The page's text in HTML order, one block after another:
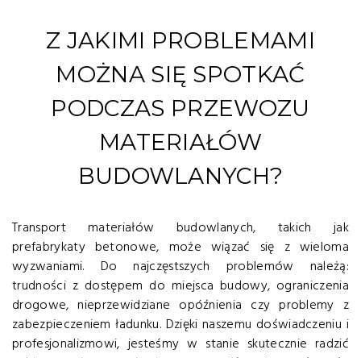
Z JAKIMI PROBLEMAMI
MOŻNA SIĘ SPOTKAĆ
PODCZAS PRZEWOZU
MATERIAŁÓW
BUDOWLANYCH?
Transport materiałów budowlanych, takich jak
prefabrykaty betonowe, może wiązać się z wieloma
wyzwaniami. Do najczęstszych problemów należą:
trudności z dostępem do miejsca budowy, ograniczenia
drogowe, nieprzewidziane opóźnienia czy problemy z
zabezpieczeniem ładunku. Dzięki naszemu doświadczeniu i
profesjonalizmowi, jesteśmy w stanie skutecznie radzić